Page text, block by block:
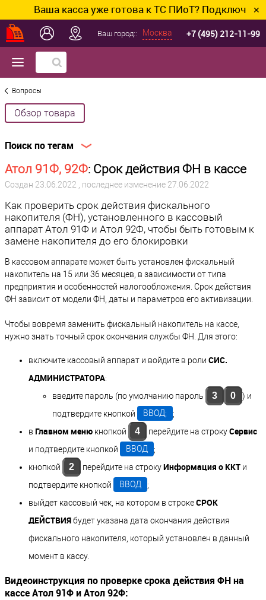
Ваша касса уже готова к ТС ПИоТ? Подключим и✕
Ваш город:: Москва +7 (495) 212-11-99
Вопросы
Обзор товара
Поиск по тегам
Атол 91Ф, 92Ф: Срок действия ФН в кассе
Создан 23.06.2022 , последнее изменение 27.06.2022
Как проверить срок действия фискального
накопителя (ФН), установленного в кассовый
аппарат Атол 91Ф и Атол 92Ф, чтобы быть готовым к
замене накопителя до его блокировки
В кассовом аппарате может быть установлен фискальный
накопитель на 15 или 36 месяцев, в зависимости от типа
предприятия и особенностей налогообложения. Срок действия
ФН зависит от модели ФН, даты и параметров его активизации.
Чтобы вовремя заменить фискальный накопитель на кассе,
нужно знать точный срок окончания службы ФН. Для этого:
включите кассовый аппарат и войдите в роли СИС.
АДМИНИСТРАТОРА:
введите пароль (по умолчанию пароль
3 0
) и
подтвердите кнопкой
ВВОД;
;
в Главном меню кнопкой 4 перейдите на строкуСервис
и подтвердите кнопкой ВВОД
;
кнопкой
2 перейдите на строкуИнформация о ККТ и
подтвердите кнопкой
ВВОД
;
выйдет кассовый чек, на котором в строкеСРОК
ДЕЙСТВИЯбудет указана дата окончания действия
фискального накопителя, который установлен в данный
момент в кассу.
Видеоинструкция по проверке срока действия ФН на
кассе Атол 91Ф и Атол 92Ф: